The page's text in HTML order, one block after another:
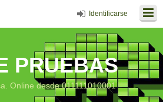
Identificarse
PRUEBAS
Online desde 011111010001